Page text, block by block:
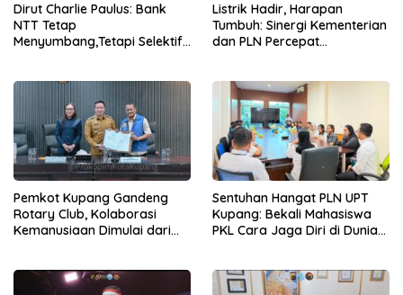
Dirut Charlie Paulus: Bank
NTT Tetap
Menyumbang,Tetapi Selektif
Listrik Hadir, Harapan
Tumbuh: Sinergi Kementerian
dan PLN Percepat
Pemkot Kupang Gandeng
Rotary Club, Kolaborasi
Kemanusiaan Dimulai dari
Sentuhan Hangat PLN UPT
Kupang: Bekali Mahasiswa
PKL Cara Jaga Diri di Dunia